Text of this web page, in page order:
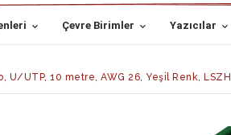
Çevre Birimler Yazıcılar
U/UTP, 10 metre, AWG 26, Yeşil Renk, LSZH